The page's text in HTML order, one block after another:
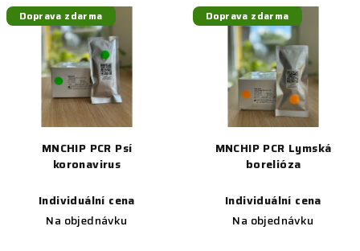
Doprava zdarma
MNCHIP PCR Psí
koronavirus
Individuální cena
Na objednávku
Doprava zdarma
MNCHIP PCR Lymská
borelióza
Individuální cena
Na objednávku